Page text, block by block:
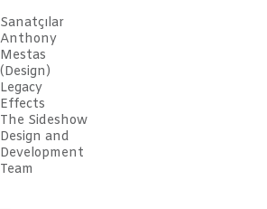
Sanatçılar
Anthony
Mestas
(Design)
Legacy
Effects
The Sideshow
Design and
Development
Team